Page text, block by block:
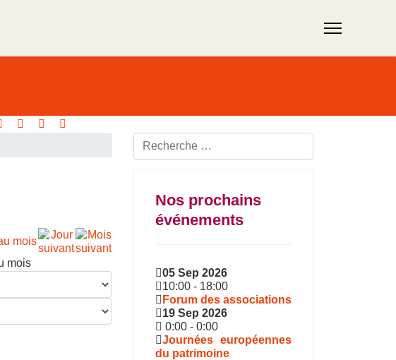
Rechercher ...
mois
Nos prochains
événements
05 Sep 2026
10:00 - 18:00
Forum des associations
19 Sep 2026
0:00 - 0:00
Journées européennes
du patrimoine